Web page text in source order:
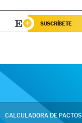
SUSCRÍBETE
CALCULADORA DE PACTOS